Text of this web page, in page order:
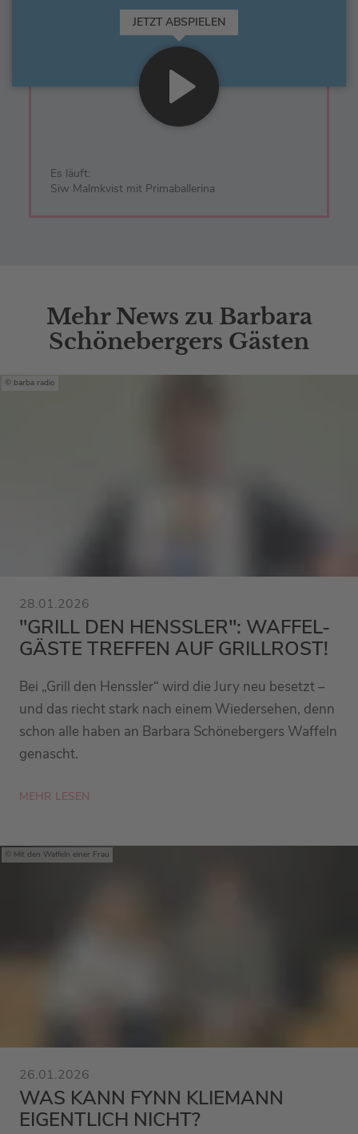
JETZT ABSPIELEN
Es läuft:
Siw Malmkvist mit Primaballerina
Mehr News zu Barbara
Schönebergers Gästen
barba radio
28.01.2026
"GRILL DEN HENSSLER": WAFFEL-
GÄSTE TREFFEN AUF GRILLROST!
Bei „Grill den Henssler“ wird die Jury neu besetzt –
und das riecht stark nach einem Wiedersehen, denn
schon alle haben an Barbara Schönebergers Waffeln
genascht.
MEHR LESEN
Mit den Waffeln einer Frau
26.01.2026
WAS KANN FYNN KLIEMANN
EIGENTLICH NICHT?